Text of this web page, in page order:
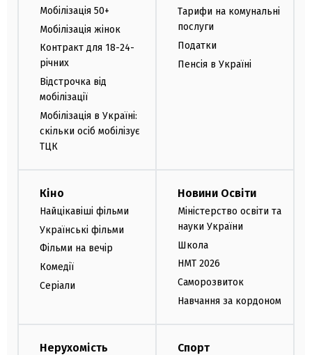
Мобілізація 50+
Мобілізація жінок
Контракт для 18-24-
річних
Відстрочка від
мобілізації
Мобілізація в Україні:
скільки осіб мобілізує
ТЦК
Тарифи на комунальні
послуги
Податки
Пенсія в Україні
Кіно
Найцікавіші фільми
Українські фільми
Фільми на вечір
Комедії
Серіали
Новини Освіти
Міністерство освіти та
науки України
Школа
НМТ 2026
Саморозвиток
Навчання за кордоном
Нерухомість Спорт